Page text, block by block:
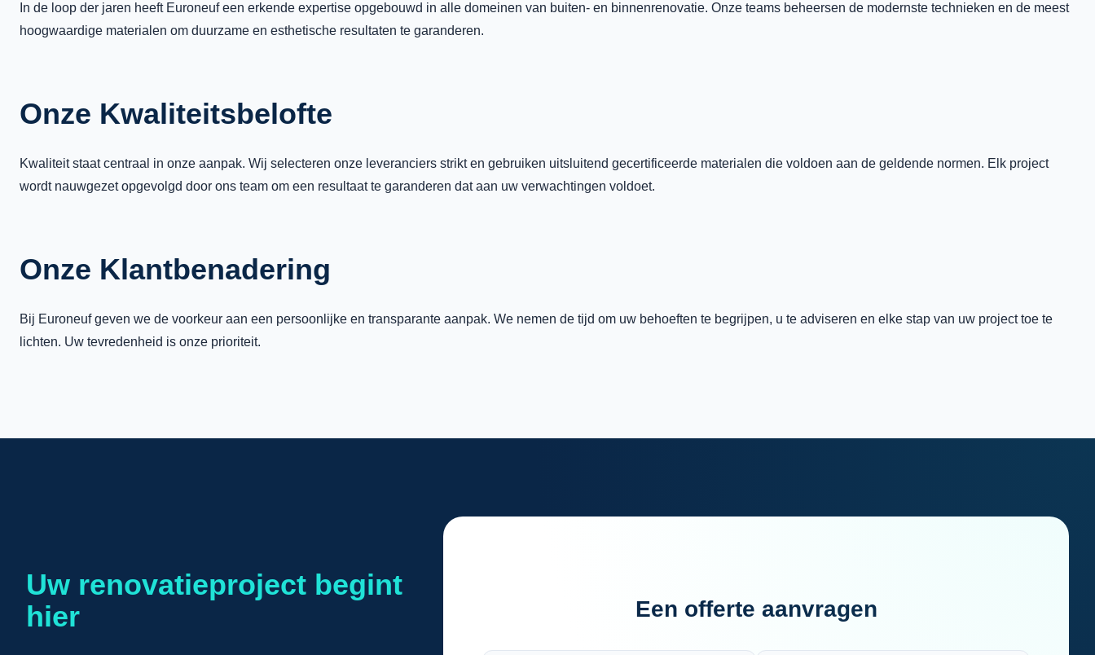
In de loop der jaren heeft Euroneuf een erkende expertise opgebouwd in alle domeinen van buiten- en binnenrenovatie. Onze teams beheersen de modernste technieken en de meest
hoogwaardige materialen om duurzame en esthetische resultaten te garanderen.
Onze Kwaliteitsbelofte
Kwaliteit staat centraal in onze aanpak. Wij selecteren onze leveranciers strikt en gebruiken uitsluitend gecertificeerde materialen die voldoen aan de geldende normen. Elk project
wordt nauwgezet opgevolgd door ons team om een resultaat te garanderen dat aan uw verwachtingen voldoet.
Onze Klantbenadering
Bij Euroneuf geven we de voorkeur aan een persoonlijke en transparante aanpak. We nemen de tijd om uw behoeften te begrijpen, u te adviseren en elke stap van uw project toe te
lichten. Uw tevredenheid is onze prioriteit.
Uw renovatieproject begint
hier
Een offerte aanvragen